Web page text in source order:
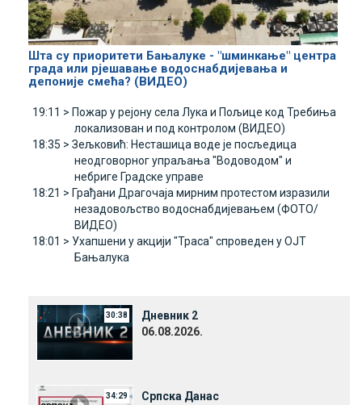
Шта су приоритети Бањалуке - "шминкање" центра
града или рјешавање водоснабдијевања и
депоније смећа? (ВИДЕО)
19:11 > Пожар у рејону села Лука и Пољице код Требиња
локализован и под контролом (ВИДЕО)
18:35 > Зељковић: Несташица воде је посљедица
неодговорног упраљања "Водоводом" и
небриге Градске управе
18:21 > Грађани Драгочаја мирним протестом изразили
незадовољство водоснабдијевањем (ФОТО/
ВИДЕО)
18:01 > Ухапшени у акцији "Траса" спроведен у ОЈТ
Бањалука
30:38
Дневник 2
06.08.2026.
34:29 Српска Данас